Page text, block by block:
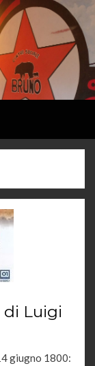
di Luigi
giugno 1800: